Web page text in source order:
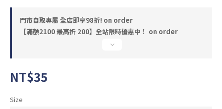
門市自取專屬 全店即享98折! on order
【滿額2100 最高折 200】全站限時優惠中！ on order
NT$35
Size